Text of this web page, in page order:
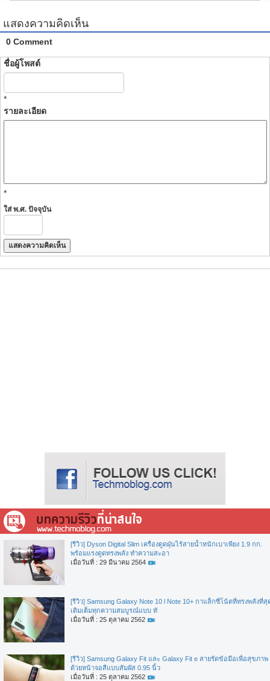
แสดงความคิดเห็น
0 Comment
ชื่อผู้โพสต์
*
รายละเอียด
*
ใส่ พ.ศ. ปัจจุบัน
[รีวิว] Dyson Digital Slim เครื่องดูดฝุ่นไร้สายน้ำหนักเบาเพียง 1.9 กก.
พร้อมแรงดูดทรงพลัง ทำความสะอา
เมื่อวันที่ : 29 มีนาคม 2564
[รีวิว] Samsung Galaxy Note 10 l Note 10+ กาแล็กซี่โน้ตที่ทรงพลังที่สุ
เติมเต็มทุกความสมบูรณ์แบบ ทั
เมื่อวันที่ : 25 ตุลาคม 2562
[รีวิว] Samsung Galaxy Fit และ Galaxy Fit e สายรัดข้อมือเพื่อสุขภาพ
ด้วยหน้าจอสีแบบสัมผัส 0.95 นิ้ว
เมื่อวันที่ : 25 ตุลาคม 2562